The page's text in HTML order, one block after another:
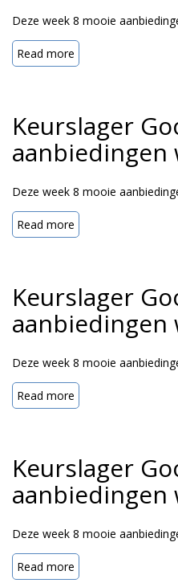
Deze week 8 mooie
Read more
Keurslager
aanbiedingen
Deze week 8 mooie
Read more
Keurslager
aanbiedingen
Deze week 8 mooie
Read more
Keurslager
aanbiedingen
Deze week 8 mooie
Read more